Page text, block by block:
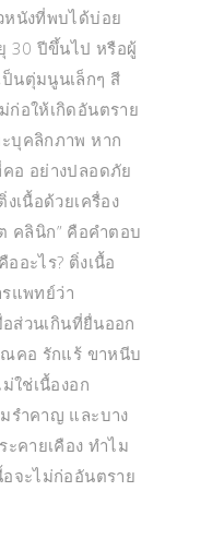
หนังที่พบได้บ่อย
30 ปีขึ้นไป หรือผู้
นตุ่มนูนเล็กๆ สี
ก่อให้เกิดอันตราย
บุคลิกภาพ หาก
อ อย่างปลอดภัย
เนื้อด้วยเครื่อง
คลินิก” คือคำตอบ
อะไร? ติ่งเนื้อ
รแพทย์ว่า
อส่วนเกินที่ยื่นออก
คอ รักแร้ ขาหนีบ
ใช่เนื้องอก
รำคาญ และบาง
ะคายเคือง ทำไม
อจะไม่ก่ออันตราย